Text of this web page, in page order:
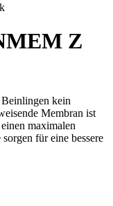
Z
Beinlingen kein
Membran ist
maximalen
für eine bessere